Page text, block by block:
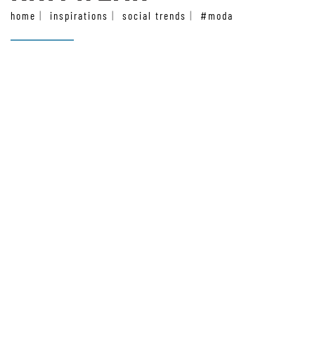
home inspirations social trends #moda